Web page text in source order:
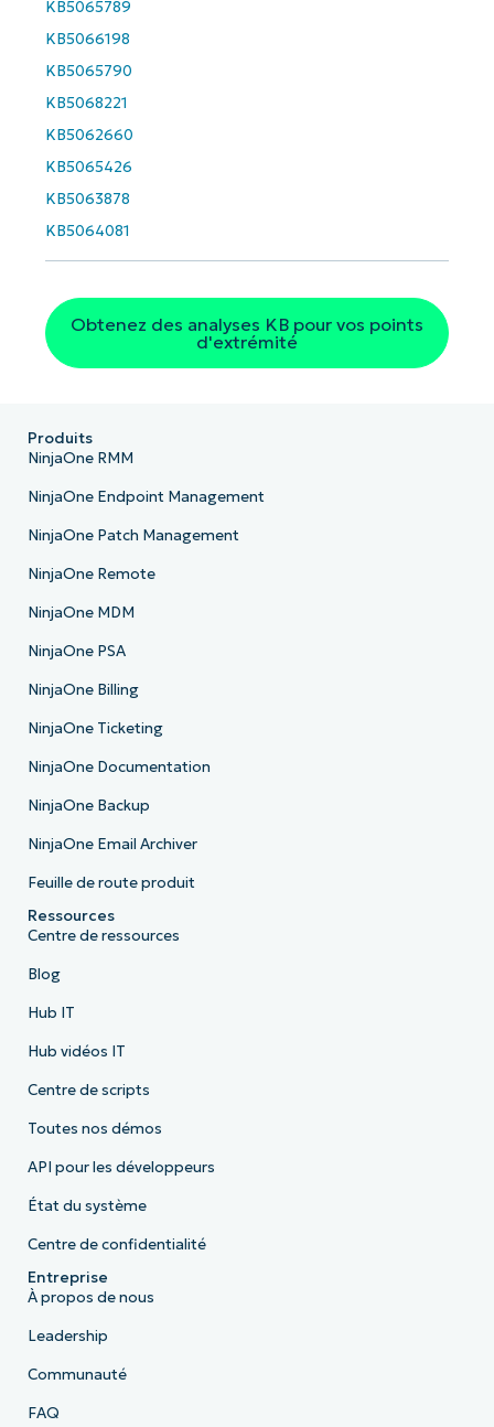
KB5065789
KB5066198
KB5065790
KB5068221
KB5062660
KB5065426
KB5063878
KB5064081
Obtenez des analyses KB pour vos points
d'extrémité
Produits
NinjaOne RMM
NinjaOne Endpoint Management
NinjaOne Patch Management
NinjaOne Remote
NinjaOne MDM
NinjaOne PSA
NinjaOne Billing
NinjaOne Ticketing
NinjaOne Documentation
NinjaOne Backup
NinjaOne Email Archiver
Feuille de route produit
Ressources
Centre de ressources
Blog
Hub IT
Hub vidéos IT
Centre de scripts
Toutes nos démos
API pour les développeurs
État du système
Centre de confidentialité
Entreprise
À propos de nous
Leadership
Communauté
FAQ